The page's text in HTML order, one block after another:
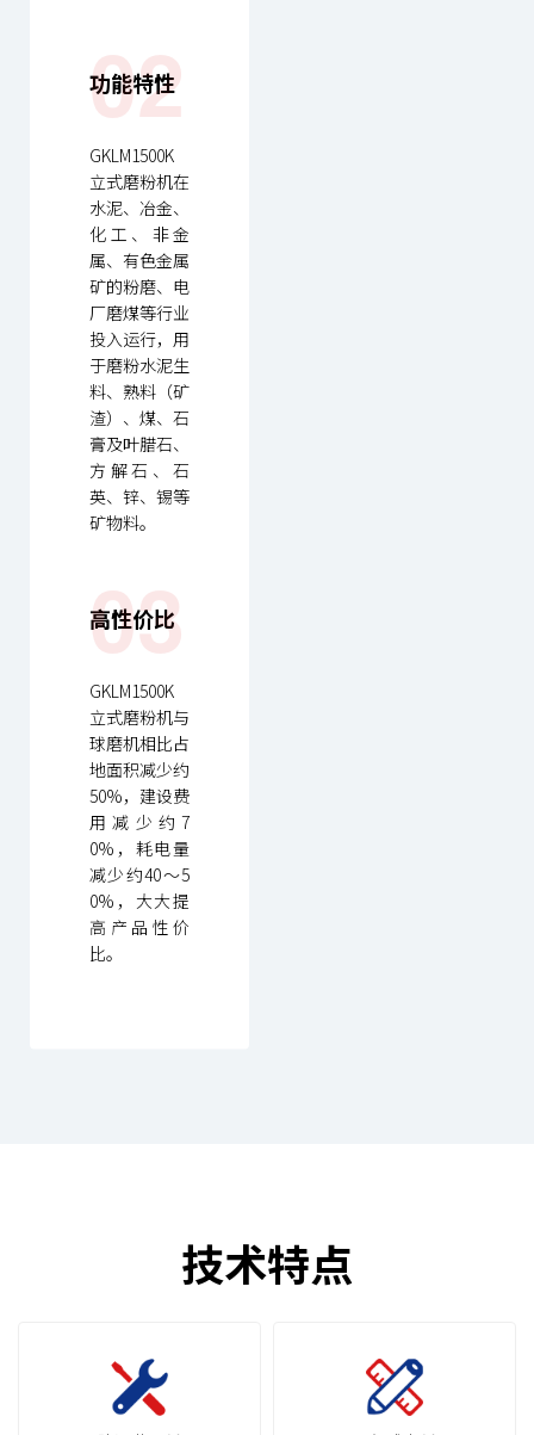
02
功能特性
GKLM1500K
立式磨粉机在
水泥、冶金、
化工、非金
属、有色金属
矿的粉磨、电
厂磨煤等行业
投入运行，用
于磨粉水泥生
料、熟料（矿
渣）、煤、石
膏及叶腊石、
方解石、石
英、锌、锡等
矿物料。
03
高性价比
GKLM1500K
立式磨粉机与
球磨机相比占
地面积减少约
50%，建设费
用减少约7
0%，耗电量
减少约40～5
0%，大大提
高产品性价
比。
技术特点